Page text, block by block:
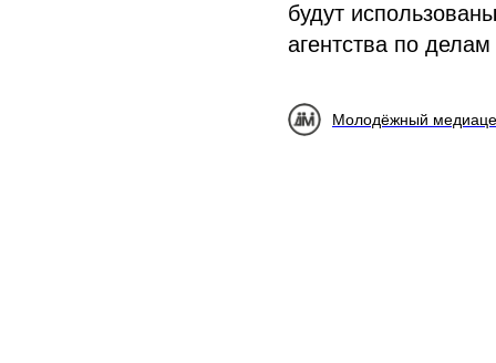
будут
агентства по
Молодёжный